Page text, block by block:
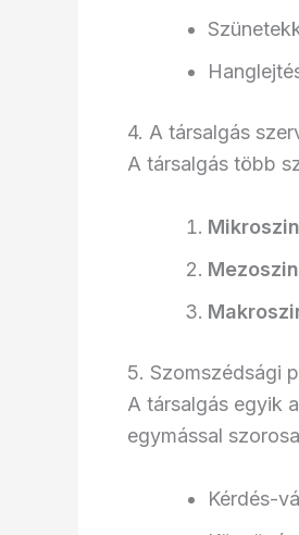
4. A társalgás
A társalgás több
5. Szomszédsági
A társalgás egyik
egymással
Kérdés-